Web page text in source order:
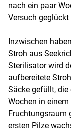
nach ein paar
Versuch
Inzwischen
Stroh aus
Sterilisator wird
aufbereitete
Säcke gefüllt,
Wochen in
Fruchtungsraum
ersten Pilze